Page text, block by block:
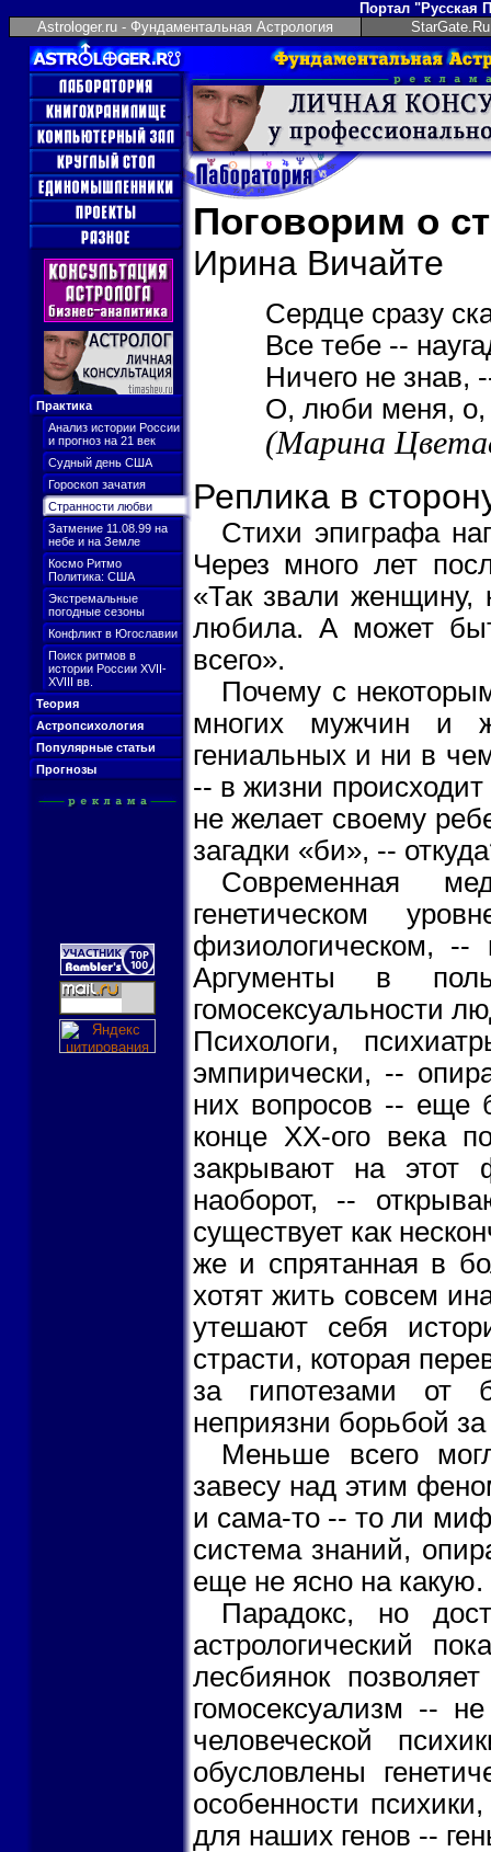
Портал "Русская
Astrologer.ru - Фундаментальная Астрология
Практика
Анализ истории России
и прогноз на 21 век
Судный день США
Гороскоп зачатия
Странности любви
Затмение 11.08.99 на
небе и на Земле
Космо Ритмо
Политика: США
Экстремальные
погодные сезоны
Конфликт в Югославии
Поиск ритмов в
истории России XVII-
XVIII вв.
Теория
Астропсихология
Популярные статьи
Прогнозы
Поговорим о
Ирина Вичайте
Сердце сразу
Все тебе --
Ничего не знав,
О, люби меня,
(Марина
Реплика в
Стихи эпиграфа
Через много лет
«Так звали
любила. А может
всего».
Почему с
многих мужчин и
гениальных и ни в
-- в жизни происходит
не желает своему
загадки «би», --
Современная
генетическом
физиологическом, --
Аргументы в
гомосексуальности
Психологи,
эмпирически, --
них вопросов -- еще
конце XX-ого века
закрывают на этот
наоборот, --
существует как
же и спрятанная в
хотят жить совсем
утешают себя
страсти, которая
за гипотезами от
неприязни борьбой
Меньше всего
завесу над этим
и сама-то -- то ли
система знаний,
еще не ясно на какую.
Парадокс, но
астрологический
лесбиянок
гомосексуализм --
человеческой
обусловлены
особенности
для наших генов --